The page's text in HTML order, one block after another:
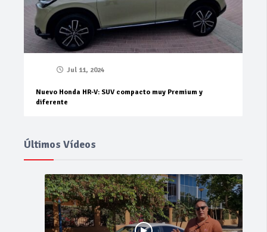
Jul 11, 2024
Nuevo Honda HR-V: SUV compacto muy Premium y
diferente
Últimos Vídeos